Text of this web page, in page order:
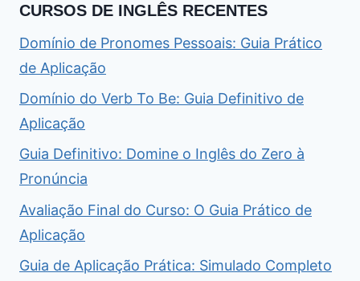
CURSOS DE INGLÊS RECENTES
Domínio de Pronomes Pessoais: Guia Prático
de Aplicação
Domínio do Verb To Be: Guia Definitivo de
Aplicação
Guia Definitivo: Domine o Inglês do Zero à
Pronúncia
Avaliação Final do Curso: O Guia Prático de
Aplicação
Guia de Aplicação Prática: Simulado Completo